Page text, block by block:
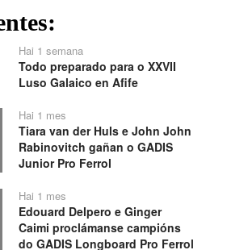
Hai 1 semana
Todo preparado para o XXVII
Luso Galaico en Afife
Hai 1 mes
Tiara van der Huls e John John
Rabinovitch gañan o GADIS
Junior Pro Ferrol
Hai 1 mes
Edouard Delpero e Ginger
Caimi proclámanse campións
do GADIS Longboard Pro Ferrol